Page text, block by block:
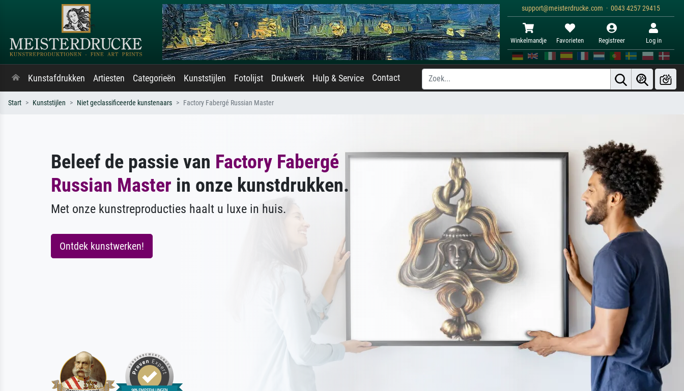
support@meisterdrucke.com · 0043 4257 29415
Winkelmandje Favorieten Registreer Log in
Kunstafdrukken Artiesten Categorieën Kunststijlen Fotolijst Drukwerk Hulp & Service Contact
Start Kunststijlen Niet geclassificeerde kunstenaars Factory Fabergé Russian Master
Beleef de passie van Factory Fabergé
Russian Master in onze kunstdrukken.
Met onze kunstreproducties haalt u luxe in huis.
Ontdek kunstwerken!